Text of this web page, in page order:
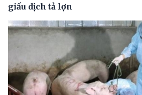
giấu dịch tả lợn